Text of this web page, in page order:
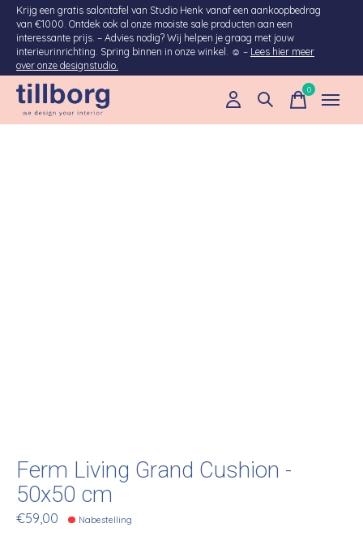
Krijg een gratis salontafel van Studio Henk vanaf een aankoopbedrag
van €1000. Ontdek ook al onze mooiste sale producten aan een
interessante prijs. – Advies nodig? Wij helpen je graag met jouw
interieurinrichting. Spring binnen in onze winkel. ☺ – Lees hier meer
over onze designstudio.
0items
Ferm Living Grand Cushion -
50x50 cm
€59,00 Nabestelling